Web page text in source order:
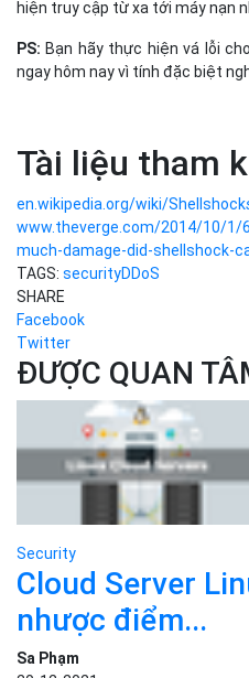
hiện truy cập từ xa tới máy nạn
PS: Bạn hãy thực hiện vá lỗi
ngay hôm nay vì tính đặc biệt
Tài liệu tham
en.wikipedia.org/wiki/Shellshock
www.theverge.com/2014/10/1/
much-damage-did-shellshock-
TAGS: securityDDoS
SHARE
Facebook
Twitter
ĐƯỢC QUAN TÂM
Security
Cloud Server
nhược điểm...